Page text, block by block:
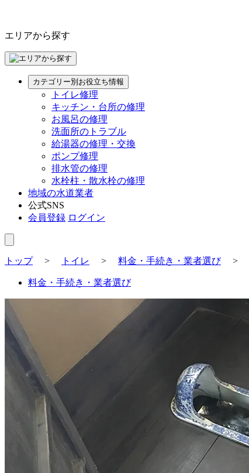
エリアから探す
カテゴリー別お役立ち情報
トイレ修理
キッチン・台所の修理
お風呂の修理
洗面所のトラブル
給湯器の修理・交換
ポンプ修理
排水管の修理
水栓柱・散水栓の修理
地域の水道業者
公式SNS
会員登録 ログイン
トップ> トイレ > 料金・手続き・業者選び>
料金・手続き・業者選び